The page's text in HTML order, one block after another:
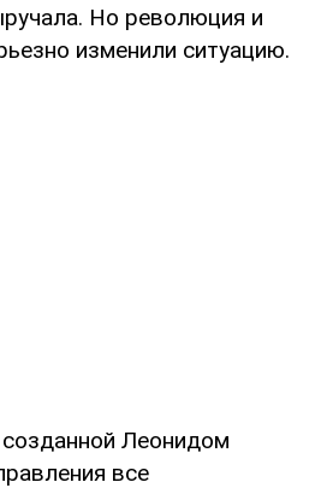
Но революция и
изменили ситуацию.
Леонидом
все